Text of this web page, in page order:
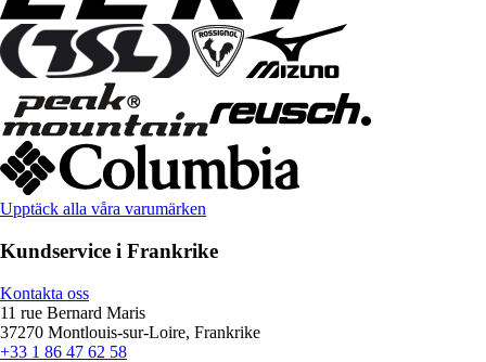
Upptäck alla våra varumärken
Kundservice i Frankrike
Kontakta oss
11 rue Bernard Maris
37270 Montlouis-sur-Loire, Frankrike
+33 1 86 47 62 58